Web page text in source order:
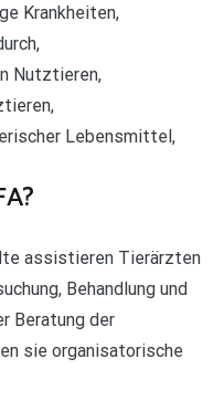
Krankheiten,
Nutztieren,
Lebensmittel,
assistieren Tierärzten
Behandlung und
Beratung der
sie organisatorische